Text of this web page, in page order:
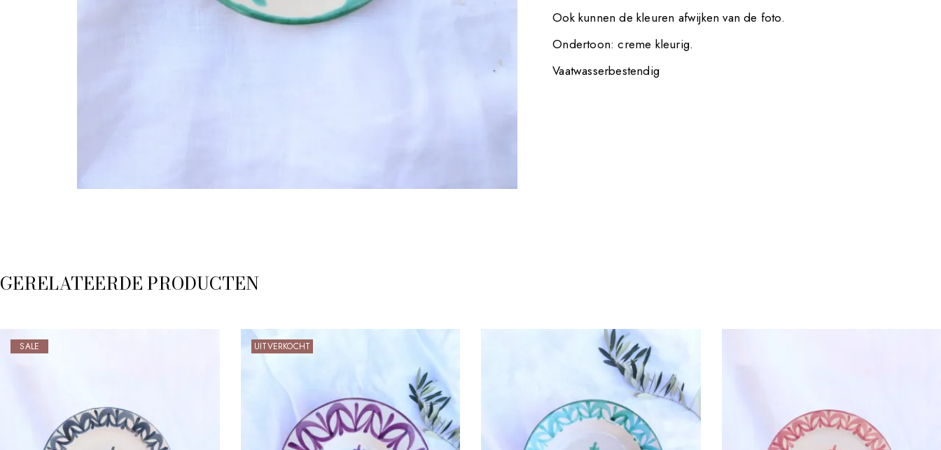
Ook kunnen de kleuren afwijken van de foto.
Ondertoon: creme kleurig.
Vaatwasserbestendig
GERELATEERDE PRODUCTEN
SALE UITVERKOCHT